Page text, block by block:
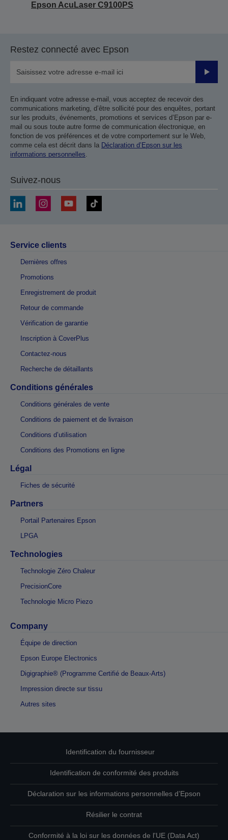
Epson AcuLaser C9100PS
Restez connecté avec Epson
Valider
En indiquant votre adresse e-mail, vous acceptez de recevoir des
communications marketing, d’être sollicité pour des enquêtes, portant
sur les produits, événements, promotions et services d’Epson par e-
mail ou sous toute autre forme de communication électronique, en
fonction de vos préférences et de votre comportement sur le Web,
comme cela est décrit dans la Déclaration d’Epson sur les
informations personnelles.
Suivez-nous
Service clients
Dernières offres
Promotions
Enregistrement de produit
Retour de commande
Vérification de garantie
Inscription à CoverPlus
Contactez-nous
Recherche de détaillants
Conditions générales
Conditions générales de vente
Conditions de paiement et de livraison
Conditions d’utilisation
Conditions des Promotions en ligne
Légal
Fiches de sécurité
Partners
Portail Partenaires Epson
LPGA
Technologies
Technologie Zéro Chaleur
PrecisionCore
Technologie Micro Piezo
Company
Équipe de direction
Epson Europe Electronics
Digigraphie® (Programme Certifié de Beaux-Arts)
Impression directe sur tissu
Autres sites
Identification du fournisseur
Identification de conformité des produits
Déclaration sur les informations personnelles d’Epson
Résilier le contrat
Conformité à la loi sur les données de l'UE (Data Act)